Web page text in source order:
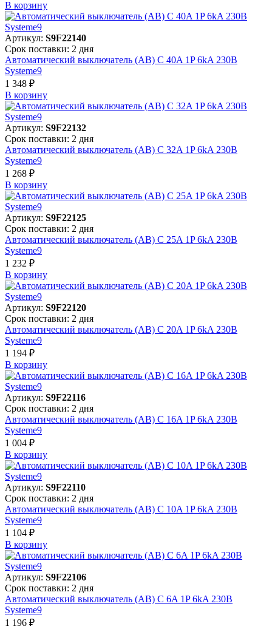
В корзинy
Артикул: S9F22140
Срок поставки: 2 дня
Автоматический выключатель (АВ) C 40A 1P 6kA 230В
Systeme9
1 348 ₽
В корзинy
Артикул: S9F22132
Срок поставки: 2 дня
Автоматический выключатель (АВ) C 32A 1P 6kA 230В
Systeme9
1 268 ₽
В корзинy
Артикул: S9F22125
Срок поставки: 2 дня
Автоматический выключатель (АВ) C 25A 1P 6kA 230В
Systeme9
1 232 ₽
В корзинy
Артикул: S9F22120
Срок поставки: 2 дня
Автоматический выключатель (АВ) C 20A 1P 6kA 230В
Systeme9
1 194 ₽
В корзинy
Артикул: S9F22116
Срок поставки: 2 дня
Автоматический выключатель (АВ) C 16A 1P 6kA 230В
Systeme9
1 004 ₽
В корзинy
Артикул: S9F22110
Срок поставки: 2 дня
Автоматический выключатель (АВ) C 10A 1P 6kA 230В
Systeme9
1 104 ₽
В корзинy
Артикул: S9F22106
Срок поставки: 2 дня
Автоматический выключатель (АВ) C 6A 1P 6kA 230В
Systeme9
1 196 ₽